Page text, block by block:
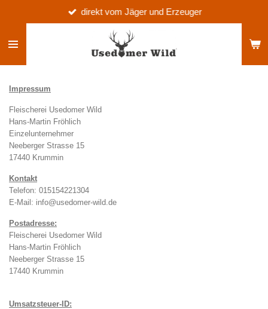
Hauptinhalt
springen
direkt vom Jäger und Erzeuger
Impressum
Fleischerei Usedomer Wild
Hans-Martin Fröhlich
Einzelunternehmer
Neeberger Strasse 15
17440 Krummin
Kontakt
Telefon: 015154221304
E-Mail: info@usedomer-wild.de
Postadresse:
Fleischerei Usedomer Wild
Hans-Martin Fröhlich
Neeberger Strasse 15
17440 Krummin
Umsatzsteuer-ID: